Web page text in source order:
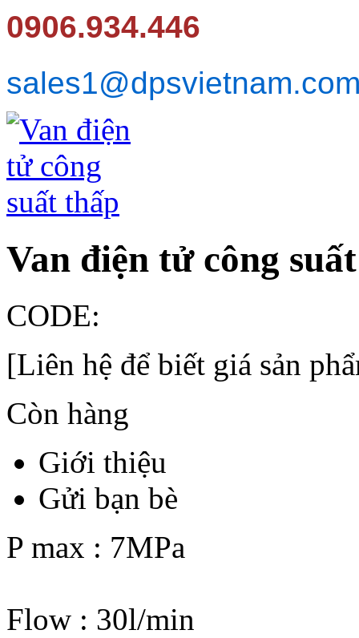
0906.934.446
Van điện tử công
CODE:
[Liên hệ để biết giá sản
Còn hàng
Giới thiệu
Gửi bạn bè
P max : 7MPa
Flow : 30l/min